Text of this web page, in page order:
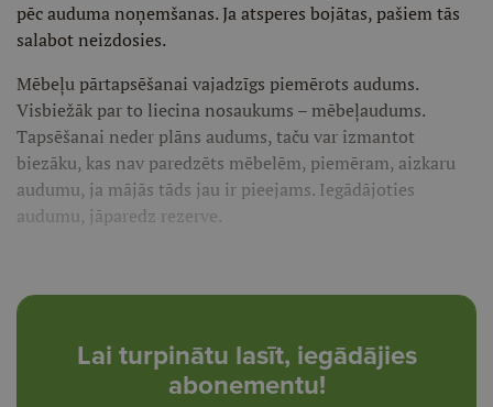
pēc auduma noņemšanas. Ja atsperes bojātas, pašiem tās
salabot neizdosies.
Mēbeļu pārtapsēšanai vajadzīgs piemērots audums.
Visbiežāk par to liecina nosaukums – mēbeļaudums.
Tapsēšanai neder plāns audums, taču var izmantot
biezāku, kas nav paredzēts mēbelēm, piemēram, aizkaru
audumu, ja mājās tāds jau ir pieejams. Iegādājoties
audumu, jāparedz rezerve.
Lai turpinātu lasīt, iegādājies
abonementu!